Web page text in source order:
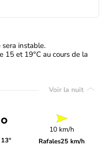
instable.
15 et 19°C au cours de la
Voir la nuit
10 km/h
Rafales25 km/h